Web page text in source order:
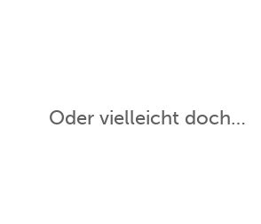
Oder vielleicht doch…